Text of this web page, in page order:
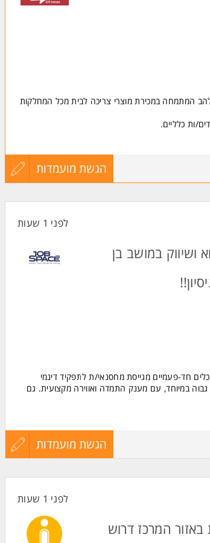
+ רשיון מלגזה האם יש?
ות כלליים.
הגשת מועמדות
עדכון
לפני 1 שעות
ושיווק במושב בן
כלים חד-פעמיים מגייסת מחסנאי/ת לתפקיד דינמי
במיוחד, עם מענק התמדה ואווירה מקצועית. גם
ותיקה ויציבה.
הגשת מועמדות
עדכון
לפני 1 שעות
באזור המרכז דרוש